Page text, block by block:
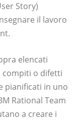
Story)
il lavoro
elencati
compiti o difetti
pianificati in uno
Rational Team
a creare i